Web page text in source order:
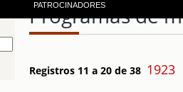
PATROCINADORES
Programas de
Registros 11 a 20 de 38 1923